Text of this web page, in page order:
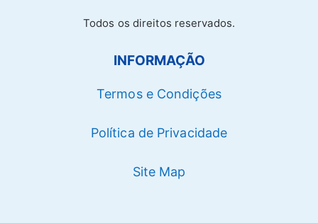
Todos os direitos reservados.
INFORMAÇÃO
Termos e Condições
Política de Privacidade
Site Map